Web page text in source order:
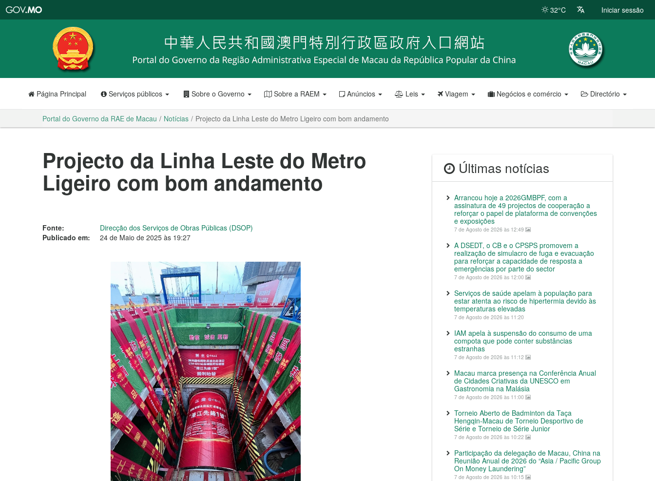
RAE
de
Macau
32°C Iniciar sessão
Página Principal Serviços públicos Sobre o Governo Sobre a RAEM Anúncios Leis Viagem Negócios e comércio Directório
Portal do Governo da RAE de Macau Notícias Projecto da Linha Leste do Metro Ligeiro com bom andamento
Projecto da Linha Leste do Metro
Ligeiro com bom andamento
Fonte:
Direcção dos Serviços de Obras Públicas (DSOP)
Publicado em:
24 de Maio de 2025 às 19:27
Últimas notícias
Arrancou hoje a 2026GMBPF, com a
assinatura de 49 projectos de cooperação a
reforçar o papel de plataforma de convenções
e exposições
7 de Agosto de 2026 às 12:49
A DSEDT, o CB e o CPSPS promovem a
realização de simulacro de fuga e evacuação
para reforçar a capacidade de resposta a
emergências por parte do sector
7 de Agosto de 2026 às 12:00
Serviços de saúde apelam à população para
estar atenta ao risco de hipertermia devido às
temperaturas elevadas
7 de Agosto de 2026 às 11:20
IAM apela à suspensão do consumo de uma
compota que pode conter substâncias
estranhas
7 de Agosto de 2026 às 11:12
Macau marca presença na Conferência Anual
de Cidades Criativas da UNESCO em
Gastronomia na Malásia
7 de Agosto de 2026 às 11:00
Torneio Aberto de Badminton da Taça
Hengqin-Macau de Torneio Desportivo de
Série e Torneio de Série Junior
7 de Agosto de 2026 às 10:22
Participação da delegação de Macau, China na
Reunião Anual de 2026 do “Asia / Pacific Group
On Money Laundering”
7 de Agosto de 2026 às 10:15